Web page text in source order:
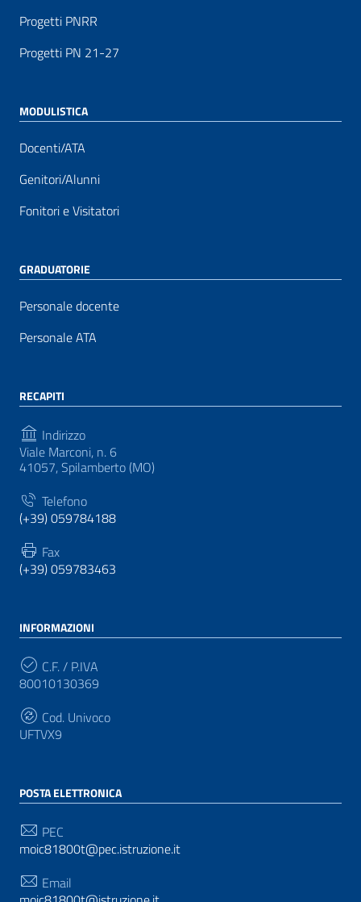
Progetti PNRR
Progetti PN 21-27
MODULISTICA
Docenti/ATA
Genitori/Alunni
Fonitori e Visitatori
GRADUATORIE
Personale docente
Personale ATA
RECAPITI
Indirizzo
Viale Marconi, n. 6
41057, Spilamberto (MO)
Telefono
(+39) 059784188
Fax
(+39) 059783463
INFORMAZIONI
C.F. / P.IVA
80010130369
Cod. Univoco
UFTVX9
POSTA ELETTRONICA
PEC
moic81800t@pec.istruzione.it
Email